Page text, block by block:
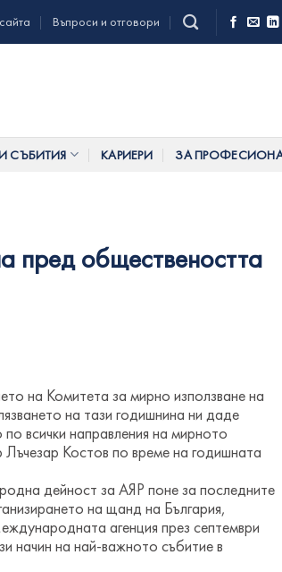
Въпроси и отговори
СЪБИТИЯ КАРИЕРИ ЗА
пред обществеността
на Комитета за мирно използване на
на тази годишнина ни даде
всички направления на мирното
Лъчезар Костов по време на годишната
дейност за АЯР поне за последните
на щанд на България,
агенция през септември
начин на най-важното събитие в